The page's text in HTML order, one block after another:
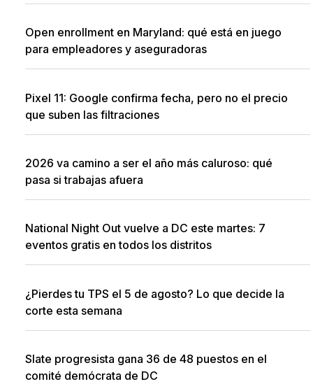
Open enrollment en Maryland: qué está en juego
para empleadores y aseguradoras
Pixel 11: Google confirma fecha, pero no el precio
que suben las filtraciones
2026 va camino a ser el año más caluroso: qué
pasa si trabajas afuera
National Night Out vuelve a DC este martes: 7
eventos gratis en todos los distritos
¿Pierdes tu TPS el 5 de agosto? Lo que decide la
corte esta semana
Slate progresista gana 36 de 48 puestos en el
comité demócrata de DC